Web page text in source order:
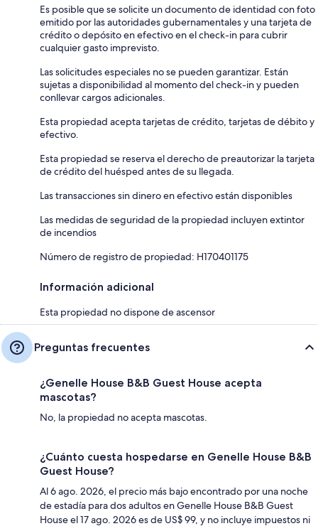
Es posible que se solicite un documento de identidad con foto
emitido por las autoridades gubernamentales y una tarjeta de
crédito o depósito en efectivo en el check-in para cubrir
cualquier gasto imprevisto.
Las solicitudes especiales no se pueden garantizar. Están
sujetas a disponibilidad al momento del check-in y pueden
conllevar cargos adicionales.
Esta propiedad acepta tarjetas de crédito, tarjetas de débito y
efectivo.
Esta propiedad se reserva el derecho de preautorizar la tarjeta
de crédito del huésped antes de su llegada.
Las transacciones sin dinero en efectivo están disponibles
Las medidas de seguridad de la propiedad incluyen extintor
de incendios
Número de registro de propiedad: H170401175
Información adicional
Esta propiedad no dispone de ascensor
Preguntas frecuentes
¿Genelle House B&B Guest House acepta
mascotas?
No, la propiedad no acepta mascotas.
¿Cuánto cuesta hospedarse en Genelle House B&B
Guest House?
Al 6 ago. 2026, el precio más bajo encontrado por una noche
de estadía para dos adultos en Genelle House B&B Guest
House el 17 ago. 2026 es de US$ 99, y no incluye impuestos ni